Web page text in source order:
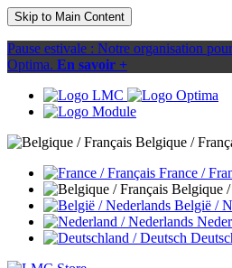
Skip to Main Content
Pause estivale : Notre organisation
Optima. En savoir +
Belgique /
France /
Belgique
België /